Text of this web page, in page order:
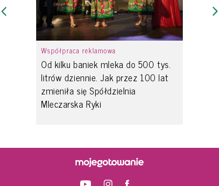
Współpraca reklamowa
Od kilku baniek mleka do 500 tys.
litrów dziennie. Jak przez 100 lat
zmieniła się Spółdzielnia
Mleczarska Ryki